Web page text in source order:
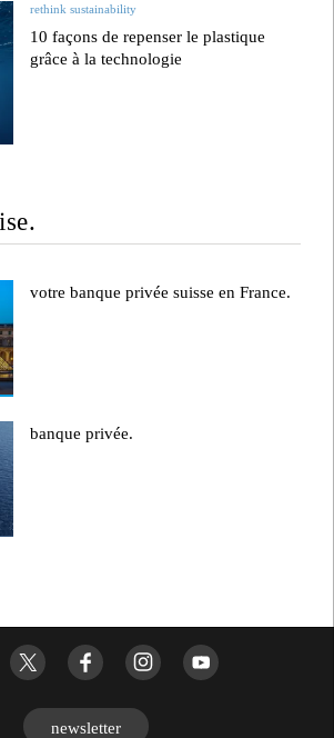
rethink sustainability
10 façons de repenser le plastique
grâce à la technologie
votre banque privée suisse en France.
banque privée.
newsletter